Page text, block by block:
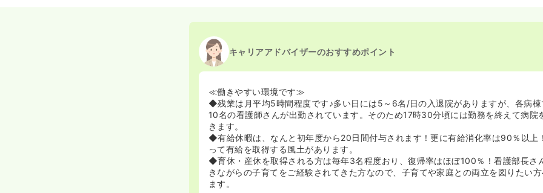
キャリアアドバイザーのおすすめポイント
≪働きやすい環境です≫
◆残業は月平均5時間程度です♪多い日には5～6名/日の入退院がありますが、各病棟
10名の看護師さんが出勤されています。そのため17時30分頃には勤務を終えて病院
きます。
◆有給休暇は、なんと初年度から20日間付与されます！更に有給消化率は90％以上
って有給を取得する風土があります。
◆育休・産休を取得される方は毎年3名程度おり、復帰率はほぼ100％！看護部長さ
きながらの子育てをご経験されてきた方なので、子育てや家庭との両立を図りたい
ます。